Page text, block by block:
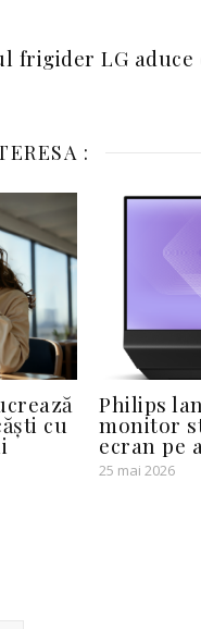
frigider LG aduce
:
cu
Philips
monitor
ecran pe
25 mai 2026